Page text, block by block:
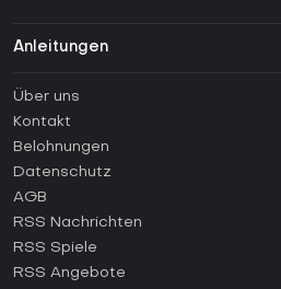
Anleitungen
Anleitungen
Wie aktiviert man einen Steam CD
Wie aktiviert man einen Epic
Wie aktiviert man einen GOG CD
Wie aktiviert man einen Ubisoft
Über uns
Kontakt
Belohnungen
Datenschutz
AGB
RSS Nachrichten
RSS Spiele
RSS Angebote